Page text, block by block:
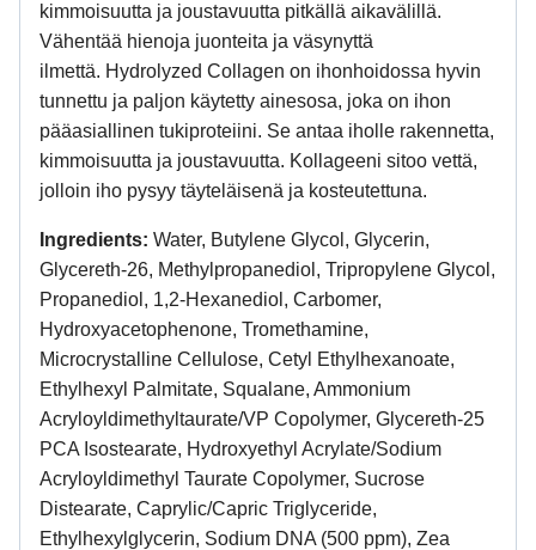
kimmoisuutta ja joustavuutta pitkällä aikavälillä.
Vähentää hienoja juonteita ja väsynyttä
ilmettä. Hydrolyzed Collagen on ihonhoidossa hyvin
tunnettu ja paljon käytetty ainesosa, joka on ihon
pääasiallinen tukiproteiini. Se antaa iholle rakennetta,
kimmoisuutta ja joustavuutta. Kollageeni sitoo vettä,
jolloin iho pysyy täyteläisenä ja kosteutettuna.
Ingredients: Water, Butylene Glycol, Glycerin,
Glycereth‑26, Methylpropanediol, Tripropylene Glycol,
Propanediol, 1,2‑Hexanediol, Carbomer,
Hydroxyacetophenone, Tromethamine,
Microcrystalline Cellulose, Cetyl Ethylhexanoate,
Ethylhexyl Palmitate, Squalane, Ammonium
Acryloyldimethyltaurate/VP Copolymer, Glycereth‑25
PCA Isostearate, Hydroxyethyl Acrylate/Sodium
Acryloyldimethyl Taurate Copolymer, Sucrose
Distearate, Caprylic/Capric Triglyceride,
Ethylhexylglycerin, Sodium DNA (500 ppm), Zea